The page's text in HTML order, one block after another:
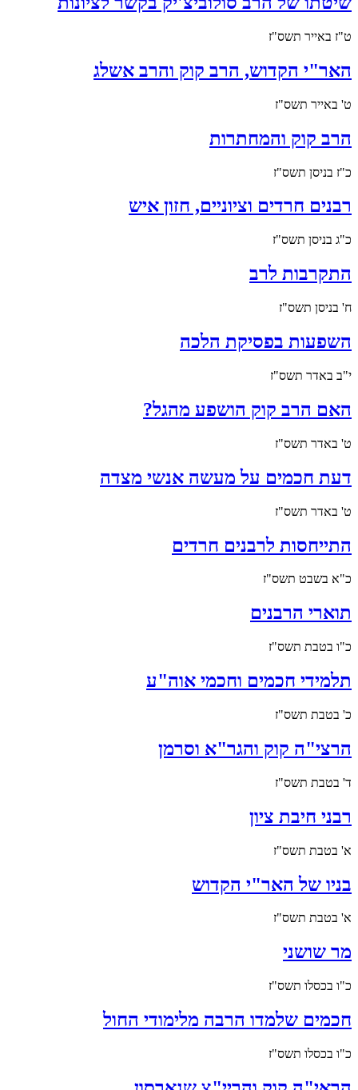
ט"ז באייר תשס"ז
האר"י הקדוש, הרב קוק והרב אשלג
ט' באייר תשס"ז
הרב קוק והמחתרות
כ"ז בניסן תשס"ז
רבנים חרדים וציוניים, חזון איש
כ"ג בניסן תשס"ז
התקרבות לרב
ח' בניסן תשס"ז
השפעות בפסיקת הלכה
י"ב באדר תשס"ז
האם הרב קוק הושפע מהגל?
ט' באדר תשס"ז
דעת חכמים על מעשה אנשי מצדה
ט' באדר תשס"ז
התייחסות לרבנים חרדים
כ"א בשבט תשס"ז
תוארי הרבנים
כ"ו בטבת תשס"ז
תלמידי חכמים וחכמי אוה"ע
כ' בטבת תשס"ז
הרצי"ה קוק והגר"א וסרמן
ד' בטבת תשס"ז
רבני חיבת ציון
א' בטבת תשס"ז
בניו של האר"י הקדוש
א' בטבת תשס"ז
מר שושני
כ"ו בכסלו תשס"ז
חכמים שלמדו הרבה מלימודי החול
כ"ו בכסלו תשס"ז